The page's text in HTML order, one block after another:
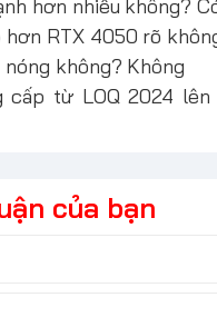
hơn nhiều không?
RTX 4050 rõ
không? Không
cấp từ LOQ 2024 lên
của bạn